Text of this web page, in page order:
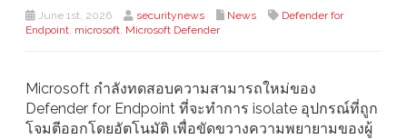
June 1st, 2026 securitynews News
Defender for
Endpoint, microsoft, Microsoft Defender
Microsoft กำลังทดสอบความสามารถใหม่ของ
Defender for Endpoint ที่จะทำการ isolate อุปกรณ์ที่ถูก
โจมตีออกโดยอัตโนมัติ เพื่อขัดขวางความพยายามของผู้